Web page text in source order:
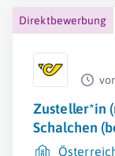
Direktbewerbung
Zusteller*in
Schalchen